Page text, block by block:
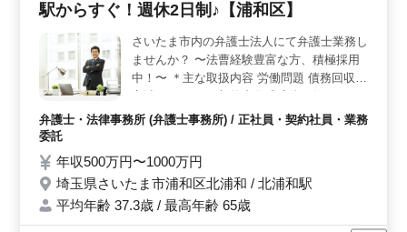
代活躍中の環境＞ 60代の方も積極的に採用されるた
る環境です。若手からベテランまでが活躍する職場で、
経験を惜しむことなく活動できます。 ＜多様なプロ
ジェクトへの参加＞ 倉庫、集合住宅、店舗など、様々
な建築プロジェクトに関わることができます。幅広い経
験を積むことで、建築施工管理の専門知識やスキルを磨
くことができ、キャリアの更なる発展が期待できます。
駅からすぐ！週休2日制♪【浦和区】
さいたま市内の弁護士法人にて弁護士業務し
ませんか？ 〜法曹経験豊富な方、積極採用
中！〜 ＊主な取扱内容 労働問題 債務回収
キーム審査 公益通報外部委託 その他法人業
にお問い合わせください♪
弁護士・法律事務所 (弁護士事務所) / 正社員・契約社員・業務
委託
年収500万円〜1000万円
埼玉県さいたま市浦和区北浦和 / 北浦和駅
平均年齢 37.3歳 / 最高年齢 65歳